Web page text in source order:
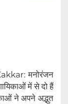
मनोरंजन
में से दो हैं
ने अपने अद्भुत